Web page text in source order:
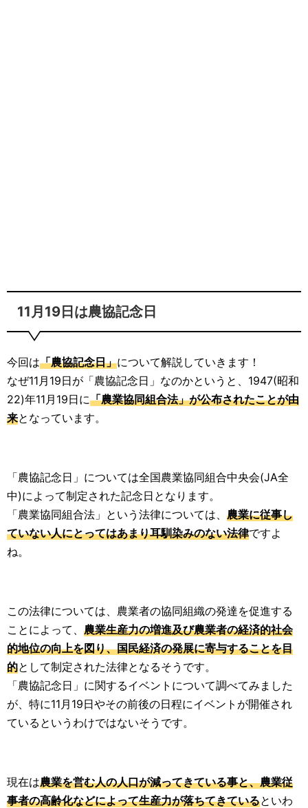
11月19日は農協記念日
今回は「農協記念日」について解説していきます！
なぜ11月19日が「農協記念日」なのかというと、1947(昭和
22)年11月19日に「農業協同組合法」が公布されたことが由
来となっています。
「農協記念日」については全国農業協同組合中央会(JA全
中)によって制定された記念日となります。
「農業協同組合法」という法律については、 農業に従事し
ていない人にとってはあまり耳馴染みのない法律ですよ
ね。
この法律については、農業者の協同組織の発達を促進する
ことによって、 農業生産力の増進及び農業者の経済的社会
的地位の向上を図り、国民経済の発展に寄与することを目
的として制定された法律となるそうです。
「農協記念日」に関するイベントについて調べてみました
が、特に11月19日やその前後の日程にイベントが開催され
ているというわけではないそうです。
現在は農業を営む人の人口が減ってきている事と、農業従
事者の高齢化などによって生産力が落ちてきているといわ